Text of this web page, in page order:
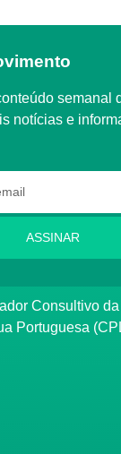
notícias e
ASSINAR
Portuguesa